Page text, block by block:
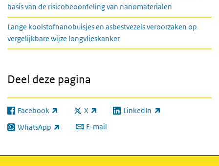
basis van de risicobeoordeling van nanomaterialen
Lange koolstofnanobuisjes en asbestvezels veroorzaken op
vergelijkbare wijze longvlieskanker
Deel deze pagina
Facebook
(externe link) X
(externe link) LinkedIn
(externe link)
WhatsApp
(externe link) E-mail